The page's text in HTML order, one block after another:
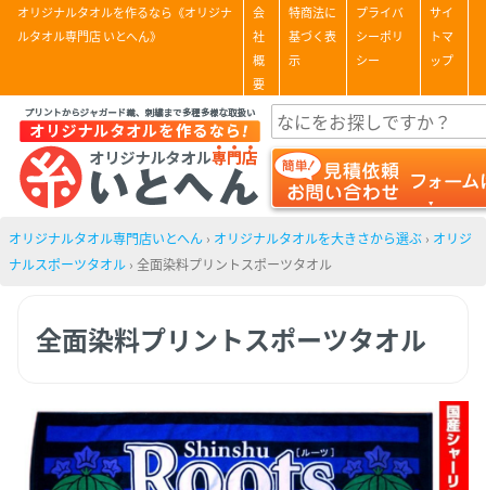
オリジナルタオルを作るなら《オリジナ
ルタオル専門店 いとへん》
会
社
概
要
特商法に
基づく表
示
プライバ
シーポリ
シー
サイ
トマ
ップ
オリジナルタオル専門店いとへん › オリジナルタオルを大きさから選ぶ › オリジ
ナルスポーツタオル › 全面染料プリントスポーツタオル
全面染料プリントスポーツタオル